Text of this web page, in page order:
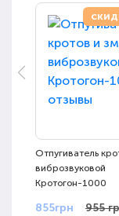
Отпугиватель
виброзвуковой
Кротогон-1000
855грн 955